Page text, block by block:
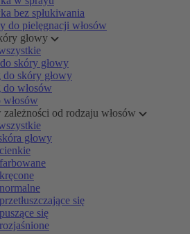
bez spłukiwania
do pielęgnacji włosów
głowy
skóry głowy
do skóry głowy
do włosów
włosów
zależności od rodzaju włosów
głowy
się
się